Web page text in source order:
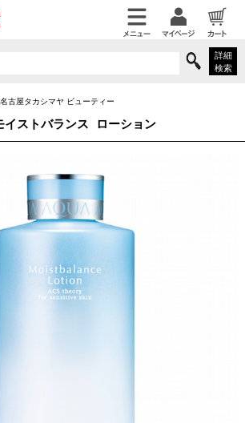
詳細
検索
古屋タカシマヤ ビューティー
イストバランス ローション